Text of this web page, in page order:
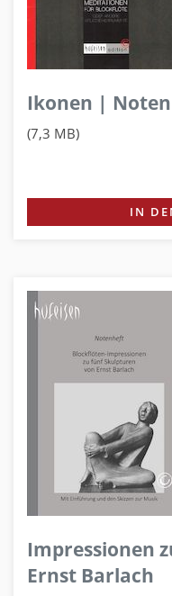
Ikonen |
(7,3 MB)
IN
Impressionen
Ernst Barlach